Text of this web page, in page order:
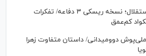
پازل تاکتیکی استقلال؛ نسخه ریسکی ۳ دفاعه/ تفکرات
کم‌عمق
ملی‌پوش دوومیدانی/ داستان متفاوت زهرا